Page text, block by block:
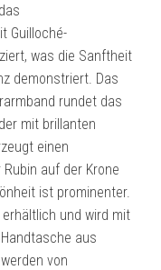
Guilloché-
was die Sanftheit
demonstriert. Das
rundet das
mit brillanten
einen
auf der Krone
ist prominenter.
und wird mit
aus
von